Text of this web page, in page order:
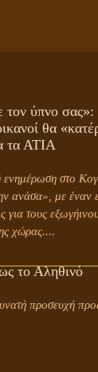
τον ύπνο σας»:
θα
τα ΑΤΙΑ
ενημέρωση στο
ανάσα», με έναν
για τους
χώρας....
το Αληθινό
προσευχή